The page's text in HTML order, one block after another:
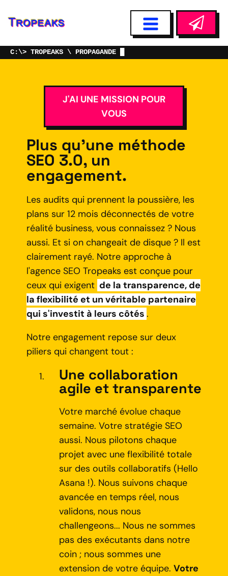
TROPEAKS PROPAGANDE
Plus qu'une méthode
SEO 3.0, un
engagement.
Les audits qui prennent la poussière, les
plans sur 12 mois déconnectés de votre
réalité business, vous connaissez ? Nous
aussi. Et si on changeait de disque ? Il est
clairement rayé. Notre approche à
l'agence SEO Tropeaks est conçue pour
ceux qui exigent de la transparence, de
la flexibilité et un véritable partenaire
qui s'investit à leurs côtés .
Notre engagement repose sur deux
piliers qui changent tout :
Une collaboration
agile et transparente
Votre marché évolue chaque
semaine. Votre stratégie SEO
aussi. Nous pilotons chaque
projet avec une flexibilité totale
sur des outils collaboratifs (Hello
Asana !). Nous suivons chaque
avancée en temps réel, nous
validons, nous nous
challengeons... Nous ne sommes
pas des exécutants dans notre
coin ; nous sommes une
extension de votre équipe. Votre
J'AI UNE MISSION POUR
VOUS